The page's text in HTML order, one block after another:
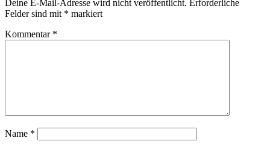
Deine E-Mail-Adresse wird nicht veröffentlicht. Erforderliche
Felder sind mit * markiert
Kommentar *
Name *